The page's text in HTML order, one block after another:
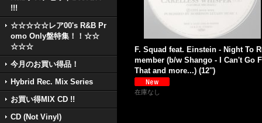
!!!
☆☆☆☆☆レア00's R&B Pr
omo Only盤特集！！☆☆
☆☆☆
今月のお買い得品！
Hybrid Rec. Mix Series
お買い得MIX CD !!
CD (Not Vinyl)
F. Squad feat. Einstein - Night To
member (b/w Shango - I Can't Go
That and more...) (12'')
在庫なし